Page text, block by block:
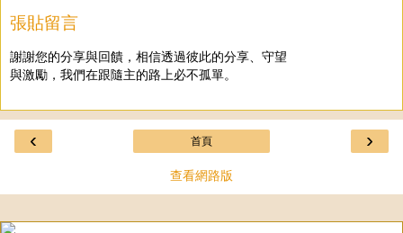
張貼留言
謝謝您的分享與回饋，相信透過彼此的分享、守望
與激勵，我們在跟隨主的路上必不孤單。
‹ ›
首頁
查看網路版